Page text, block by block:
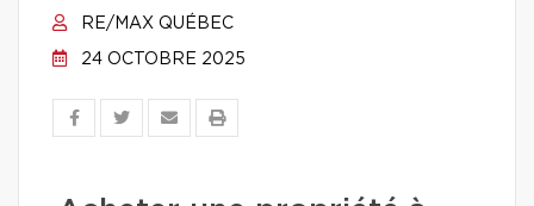
RE/MAX QUÉBEC
24 OCTOBRE 2025